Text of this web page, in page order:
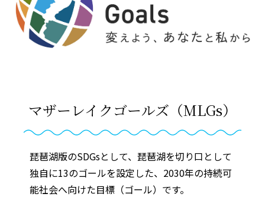
マザーレイクゴールズ（MLGs）
琵琶湖版のSDGsとして、琵琶湖を切り口として
独自に13のゴールを設定した、2030年の持続可
能社会へ向けた目標（ゴール）です。